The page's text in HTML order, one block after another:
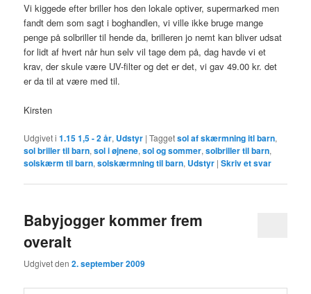
Vi kiggede efter briller hos den lokale optiver, supermarked men
fandt dem som sagt i boghandlen, vi ville ikke bruge mange
penge på solbriller til hende da, brilleren jo nemt kan bliver udsat
for lidt af hvert når hun selv vil tage dem på, dag havde vi et
krav, der skule være UV-filter og det er det, vi gav 49.00 kr. det
er da til at være med til.
Kirsten
Udgivet i 1.15 1,5 - 2 år, Udstyr |Taggetsol af skærmning itl barn,
sol briller til barn,sol i øjnene,sol og sommer,solbriller til barn,
solskærm til barn,solskærmning til barn, Udstyr |Skriv et svar
Babyjogger kommer frem
overalt
Udgivet den2. september 2009